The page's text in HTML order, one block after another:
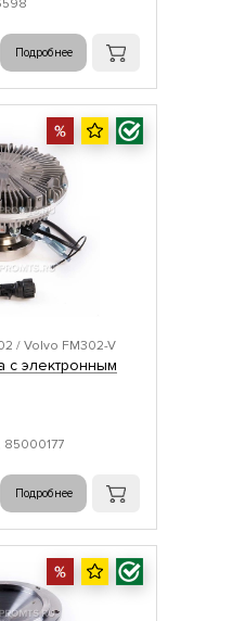
Подробнее
/ Volvo FM302-V
с электронным
Подробнее